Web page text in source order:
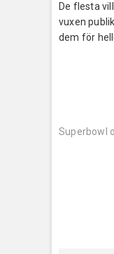
De flesta
vuxen
dem för
post:
Superbowl